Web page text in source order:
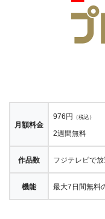
月額料金
976円 （税込）
2週間無料
作品数 フジテレビで
機能 最大7日間無料